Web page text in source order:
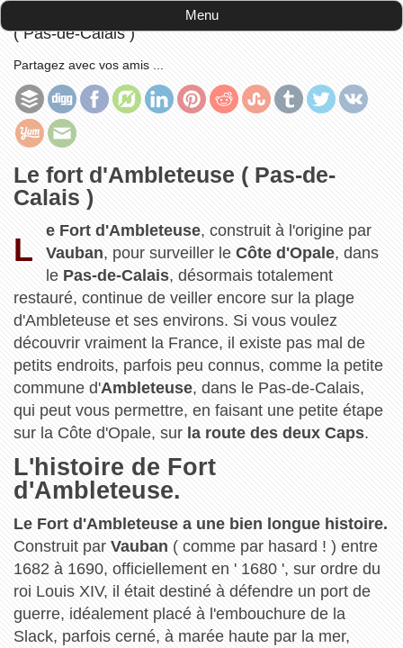
découvrir la France-
( Pas-de-Calais )
Partagez avec vos amis ...
Le fort d'Ambleteuse ( Pas-de-
Calais )
L
e Fort d'Ambleteuse, construit à l'origine par
Vauban, pour surveiller leCôte d'Opale, dans
le Pas-de-Calais, désormais totalement
restauré, continue de veiller encore sur la plage
d'Ambleteuse et ses environs. Si vous voulez
découvrir vraiment la France, il existe pas mal de
petits endroits, parfois peu connus, comme la petite
commune d'Ambleteuse, dans le Pas-de-Calais,
qui peut vous permettre, en faisant une petite étape
sur la Côte d'Opale, sur la route des deux Caps.
L'histoire de Fort
d'Ambleteuse.
Le Fort d'Ambleteuse a une bien longue histoire.
Construit par Vauban ( comme par hasard ! ) entre
1682 à 1690, officiellement en ' 1680 ', sur ordre du
roi Louis XIV, il était destiné à défendre un port de
guerre, idéalement placé à l'embouchure de la
Slack, parfois cerné, à marée haute par la mer,
Menu